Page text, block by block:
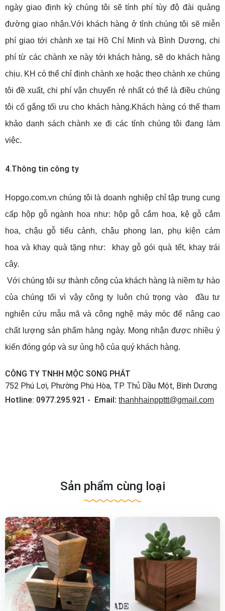
ngày giao định kỳ chúng tôi sẽ tính phí tùy độ đài quảng
đường giao nhận.Với khách hàng ở tỉnh chúng tôi sẽ miễn
phí giao tới chành xe tại Hồ Chí Minh và Bình Dương, chi
phí từ các chành xe này tới khách hàng, sẽ do khách hàng
chịu. KH có thể chỉ định chành xe hoặc theo chành xe chúng
tôi đề xuất, chi phí vận chuyển rẻ nhất có thể là điều chúng
tôi cố gắng tối ưu cho khách hàng.Khách hàng có thể tham
khảo danh sách chành xe đi các tỉnh chúng tôi đang làm
việc.
4.Thông tin công ty
Hopgo.com.vn chúng tôi là doanh nghiệp chỉ tập trung cung
cấp hộp gỗ ngành hoa như: hộp gỗ cắm hoa, kệ gỗ cắm
hoa, chậu gỗ tiểu cảnh,chậu phong lan, phụ kiện cám
hoa và khay quà tặng như: khay gỗ gói quà tết, khay trái
cây.
Với chúng tôi sự thành công của khách hàng là niềm tự hào
của chúng tối vì vậy công ty luôn chú trọng vào đầu tư
nghiên cứu mẫu mã và công nghệ máy móc để nâng cao
chất lượng sản phẩm hàng ngày. Mong nhận được nhiều ý
kiến đóng góp và sự ủng hộ của quý khách hàng.
CÔNG TY TNHH MỘC SONG PHÁT
752 Phú Lợi, Phường Phú Hòa, TP. Thủ Dầu Một, Bình Dương
Hotline: 0977.295.921 - Email: thanhhainppttt@gmail.com
Sản phẩm cùng loại